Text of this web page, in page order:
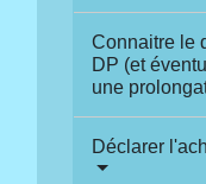
Connaitre le
DP (et
une
Déclarer